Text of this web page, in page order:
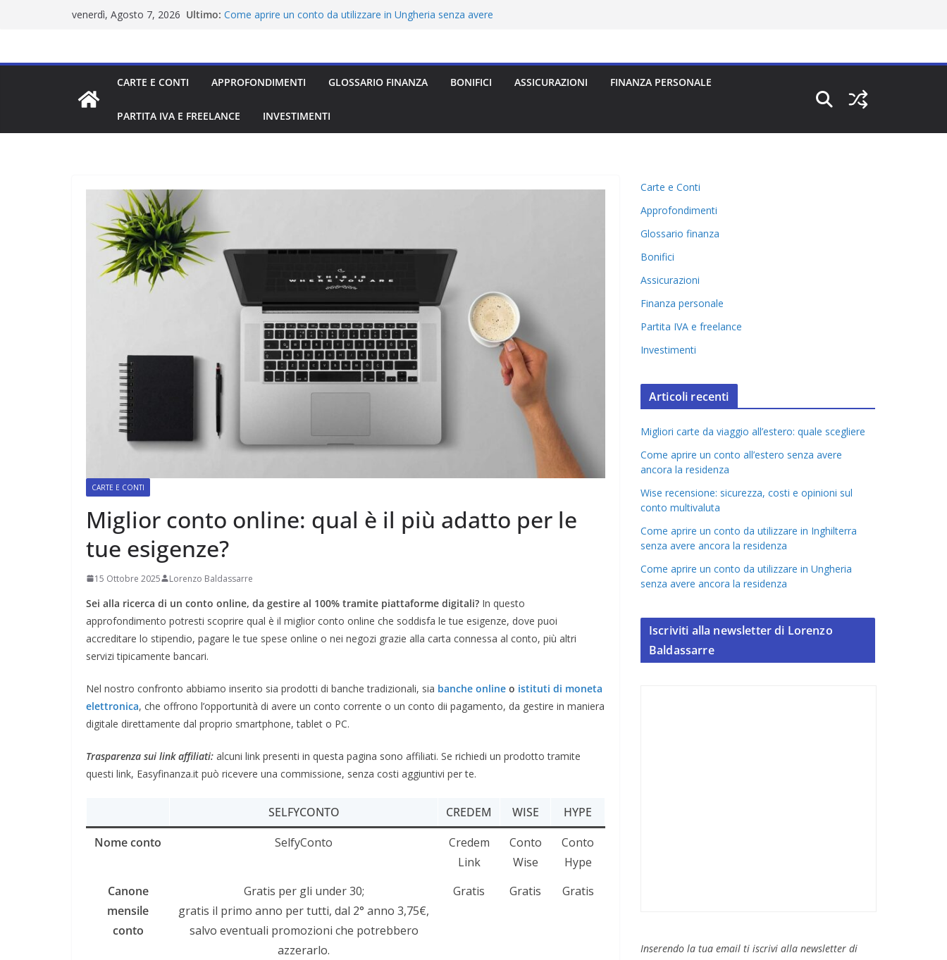
venerdì, Agosto 7, 2026 Ultimo: Come aprire un conto da utilizzare in Ungheria senza avere
Wise recensione: sicurezza, costi e opinioni sul conto
Come aprire un conto da utilizzare in Inghilterra senza avere
CARTE E CONTI APPROFONDIMENTI GLOSSARIO FINANZA BONIFICI ASSICURAZIONI FINANZA PERSONALE
PARTITA IVA E FREELANCE INVESTIMENTI
CARTE E CONTI
Miglior conto online: qual è il più adatto per le
tue esigenze?
15 Ottobre 2025 Lorenzo Baldassarre
Sei alla ricerca di un conto online, da gestire al 100% tramite piattaforme digitali? In questo
approfondimento potresti scoprire qual è il miglior conto online che soddisfa le tue esigenze, dove puoi
accreditare lo stipendio, pagare le tue spese online o nei negozi grazie alla carta connessa al conto, più altri
servizi tipicamente bancari.
Nel nostro confronto abbiamo inserito sia prodotti di banche tradizionali, sia banche online o istituti di moneta
elettronica, che offrono l’opportunità di avere un conto corrente o un conto dii pagamento, da gestire in maniera
digitale direttamente dal proprio smartphone, tablet o PC.
Trasparenza sui link affiliati: alcuni link presenti in questa pagina sono affiliati. Se richiedi un prodotto tramite
questi link, Easyfinanza.it può ricevere una commissione, senza costi aggiuntivi per te.
SELFYCONTO CREDEM WISE
HYPE
Nome conto
SelfyConto
Credem
Link
Conto
Wise
Conto
Hype
Canone
mensile
conto
Gratis per gli under 30;
gratis il primo anno per tutti, dal 2° anno 3,75€,
salvo eventuali promozioni che potrebbero
azzerarlo.
Gratis Gratis Gratis
Carte e Conti
Approfondimenti
Glossario finanza
Bonifici
Assicurazioni
Finanza personale
Partita IVA e freelance
Investimenti
Articoli recenti
Migliori carte da viaggio all’estero: quale scegliere
Come aprire un conto all’estero senza avere
ancora la residenza
Wise recensione: sicurezza, costi e opinioni sul
conto multivaluta
Come aprire un conto da utilizzare in Inghilterra
senza avere ancora la residenza
Come aprire un conto da utilizzare in Ungheria
senza avere ancora la residenza
Iscriviti alla newsletter di Lorenzo
Baldassarre
Inserendo la tua email ti iscrivi alla newsletter di